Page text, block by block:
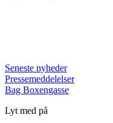
Seneste nyheder
Pressemeddelelser
Bag Boxengasse
Lyt med på